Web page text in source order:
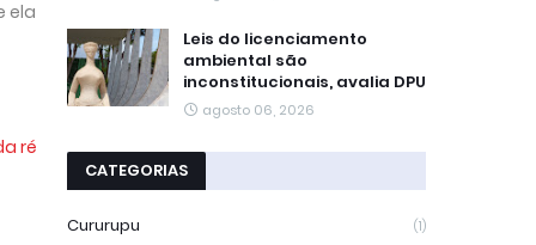
ela
ré
Leis do licenciamento
ambiental são
inconstitucionais, avalia DPU
agosto 06, 2026
CATEGORIAS
Cururupu (1)